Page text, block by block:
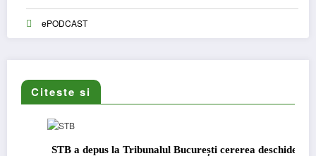
ePODCAST
Citeste si
STB a depus la Tribunalul București cererea deschiderii